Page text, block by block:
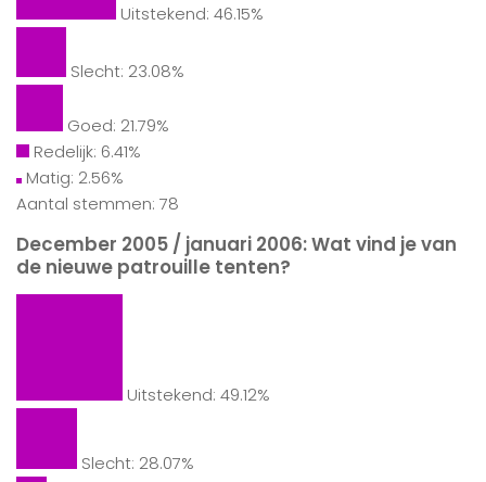
Uitstekend: 46.15%
Slecht: 23.08%
Goed: 21.79%
Redelijk: 6.41%
Matig: 2.56%
Aantal stemmen: 78
December 2005 / januari 2006: Wat vind je van
de nieuwe patrouille tenten?
Uitstekend: 49.12%
Slecht: 28.07%